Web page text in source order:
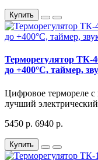
Купить
Терморегулятор
до +400°C, таймер,
Цифровое термореле
лучший
5450 р. 6940 р.
Купить